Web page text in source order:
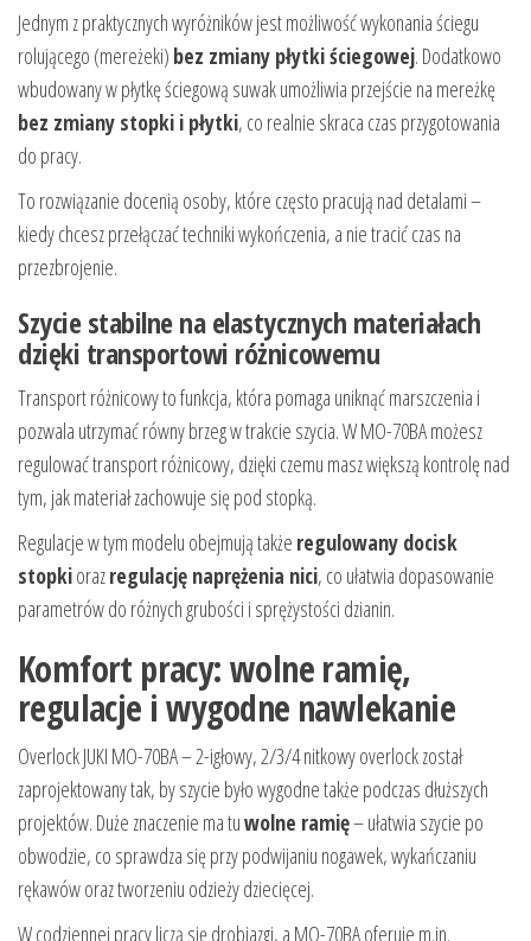
Jednym z praktycznych wyróżników jest możliwość wykonania ściegu
rolującego (mereżeki) bez zmiany płytki ściegowej. Dodatkowo
wbudowany w płytkę ściegową suwak umożliwia przejście na mereżkę
bez zmiany stopki i płytki, co realnie skraca czas przygotowania
do pracy.
To rozwiązanie docenią osoby, które często pracują nad detalami –
kiedy chcesz przełączać techniki wykończenia, a nie tracić czas na
przezbrojenie.
Szycie stabilne na elastycznych materiałach
dzięki transportowi różnicowemu
Transport różnicowy to funkcja, która pomaga uniknąć marszczenia i
pozwala utrzymać równy brzeg w trakcie szycia. W MO-70BA możesz
regulować transport różnicowy, dzięki czemu masz większą kontrolę nad
tym, jak materiał zachowuje się pod stopką.
Regulacje w tym modelu obejmują także regulowany docisk
stopkiorazregulację naprężenia nici, co ułatwia dopasowanie
parametrów do różnych grubości i sprężystości dzianin.
Komfort pracy: wolne ramię,
regulacje i wygodne nawlekanie
Overlock JUKI MO-70BA – 2-igłowy, 2/3/4 nitkowy overlock został
zaprojektowany tak, by szycie było wygodne także podczas dłuższych
projektów. Duże znaczenie ma tuwolne ramię– ułatwia szycie po
obwodzie, co sprawdza się przy podwijaniu nogawek, wykańczaniu
rękawów oraz tworzeniu odzieży dziecięcej.
W codziennej pracy liczą się drobiazgi, a MO-70BA oferuje m.in.